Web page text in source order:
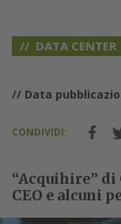
DATA CENTER
// Data
CONDIVIDI:
“Acquihire”
CEO e alcuni